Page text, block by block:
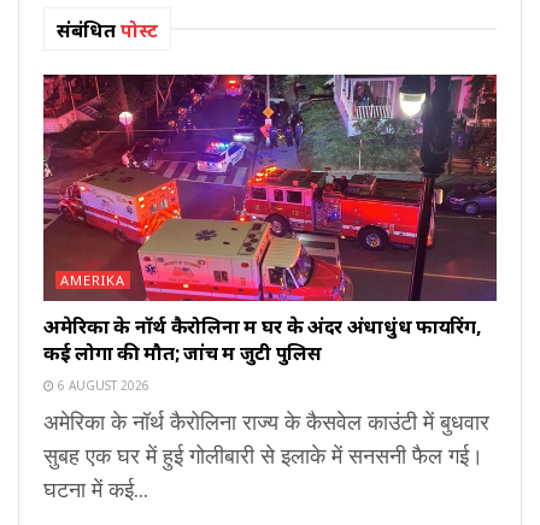
संबंधितपोस्ट
AMERIKA
अमेरिका के नॉर्थ कैरोलिना में घर के अंदर अंधाधुंध फायरिंग,
कई लोगों की मौत; जांच में जुटी पुलिस
6 AUGUST 2026
अमेरिका के नॉर्थ कैरोलिना राज्य के कैसवेल काउंटी में बुधवार
सुबह एक घर में हुई गोलीबारी से इलाके में सनसनी फैल गई।
घटना में कई...